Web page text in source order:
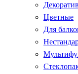
Цветные
Для